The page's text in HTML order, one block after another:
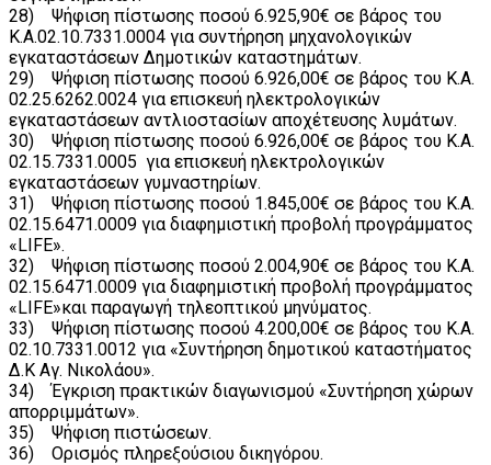
28) Ψήφιση πίστωσης ποσού 6.925,90€ σε βάρος του
Κ.Α.02.10.7331.0004 για συντήρηση μηχανολογικών
εγκαταστάσεων Δημοτικών καταστημάτων.
29) Ψήφιση πίστωσης ποσού 6.926,00€ σε βάρος του Κ.Α.
02.25.6262.0024 για επισκευή ηλεκτρολογικών
εγκαταστάσεων αντλιοστασίων αποχέτευσης λυμάτων.
30) Ψήφιση πίστωσης ποσού 6.926,00€ σε βάρος του Κ.Α.
02.15.7331.0005 για επισκευή ηλεκτρολογικών
εγκαταστάσεων γυμναστηρίων.
31) Ψήφιση πίστωσης ποσού 1.845,00€ σε βάρος του Κ.Α.
02.15.6471.0009 για διαφημιστική προβολή προγράμματος
«LIFE».
32) Ψήφιση πίστωσης ποσού 2.004,90€ σε βάρος του Κ.Α.
02.15.6471.0009 για διαφημιστική προβολή προγράμματος
«LIFE»και παραγωγή τηλεοπτικού μηνύματος.
33) Ψήφιση πίστωσης ποσού 4.200,00€ σε βάρος του Κ.Α.
02.10.7331.0012 για «Συντήρηση δημοτικού καταστήματος
Δ.Κ Αγ. Νικολάου».
34) Έγκριση πρακτικών διαγωνισμού «Συντήρηση χώρων
απορριμμάτων».
35) Ψήφιση πιστώσεων.
36) Ορισμός πληρεξούσιου δικηγόρου.